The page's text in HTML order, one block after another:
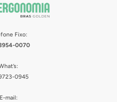
Fixo:
0070
0945
E-mail: